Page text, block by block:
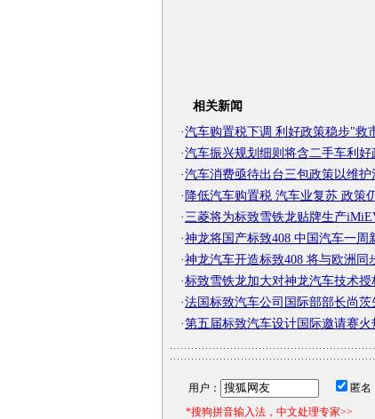
相关新闻
·汽车购置税下调 利好政策稳步"救
·汽车振兴规划细则将含二手车利好
·汽车消费亟待出台三包政策以维护
· 降低汽车购置税 汽车业复苏 政策
·三菱将为标致雪铁龙贴牌生产
·神龙将国产标致408 中国汽车一周
·神龙汽车开造标致408 将与欧洲同
·标致雪铁龙加大对神龙汽车技术授
·法国标致汽车公司国际部部长尚茨
·第五届标致汽车设计国际邀请赛火
用户： 匿
*搜狗拼音输入法，中文处理专家>>